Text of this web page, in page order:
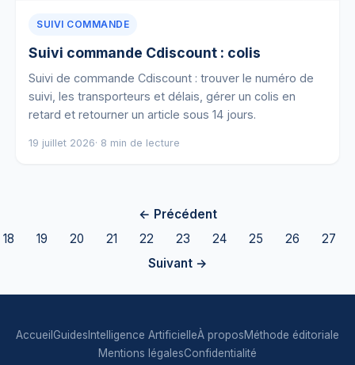
SUIVI COMMANDE
Suivi commande Cdiscount : colis
Suivi de commande Cdiscount : trouver le numéro de
suivi, les transporteurs et délais, gérer un colis en
retard et retourner un article sous 14 jours.
19 juillet 2026· 8 min de lecture
← Précédent
18
19 20 21 22 23 24 25 26
27
Suivant →
AccueilGuidesIntelligence ArtificielleÀ proposMéthode éditoriale
Mentions légalesConfidentialité